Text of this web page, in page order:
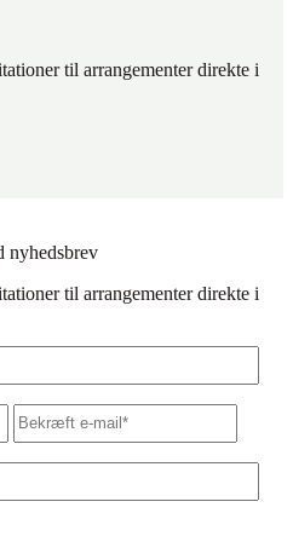
til arrangementer direkte i
nyhedsbrev
til arrangementer direkte i
Skriv
e-